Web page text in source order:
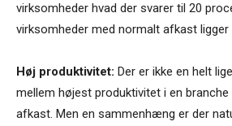
virksomheder hvad der svarer til 20
virksomheder med normalt afkast
Høj produktivitet: Der er ikke en helt
mellem højest produktivitet i en
afkast. Men en sammenhæng er der